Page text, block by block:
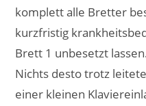
komplett alle Bretter
kurzfristig
Brett 1 unbesetzt
Nichts desto trotz
einer kleinen